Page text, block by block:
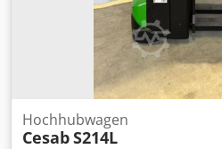
Hochhubwagen
CesabS214L